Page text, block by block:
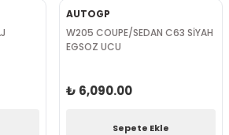
AUTOGP
W205 COUPE/SEDAN C63 SİYAH
EGSOZ UCU
₺ 6,090.00
Sepete Ekle